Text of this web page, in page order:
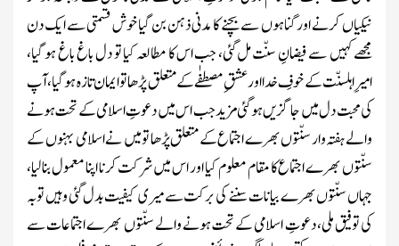
نیکیاں کرنے اور گناہوں سے بچنے کا مدنی ذہن بن گیا خوش قسمتی سے ایک دن
مجھے کہیں سے فیضانِ سنّت مل گئی، جب اس کا مطالعہ کیا تو دل باغ باغ ہو گیا،
امیرِاہلسنّت کے خوفِ خدا اور عشقِ مصطفٰے کے متعلق پڑھا تو ایمان تازہ ہوگیا، آپ
کی محبت دل میں جاگزیں ہو گئی مزیدجب اس میں دعوتِ اسلامی کے تحت ہونے
والے ہفتہ وار سنّتوں بھرے اجتماع کے متعلق پڑھا تو میں نے اسلامی بہنوں کے
سنّتوں بھرے اجتماع کا مقام معلوم کیا اور اس میں شرکت کرنا اپنا معمول بنالیا،
جہاں سنّتوں بھرے بیانات سننے کی برکت سے میری کیفیت بدل گئی وہیں توبہ
کی توفیق ملی،دعوتِ اسلامی کے تحت ہونے والے سنّتوں بھرے اجتماعات سے